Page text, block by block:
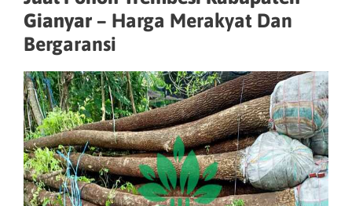
Gianyar – Harga Merakyat Dan
Bergaransi